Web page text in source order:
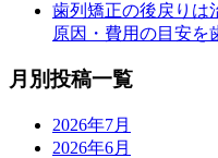
歯列矯正の後戻りは
原因・費用の目安を
月別投稿一覧
2026年7月
2026年6月